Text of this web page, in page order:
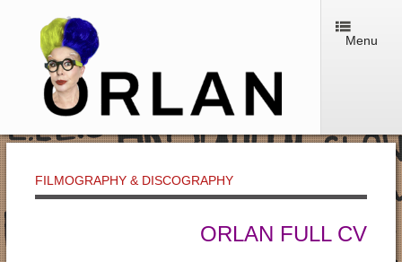
Menu
FILMOGRAPHY & DISCOGRAPHY
ORLAN FULL CV